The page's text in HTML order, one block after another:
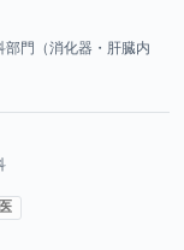
門（消化器・肝臓内